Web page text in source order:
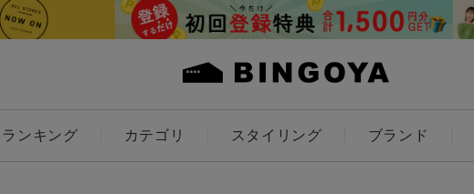
ランキング カテゴリ スタイリング ブランド